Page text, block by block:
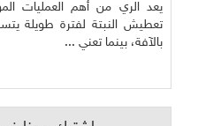
يعد الري من أهم العمليات
تعطيش النبتة لفترة طويلة
بالآفة، بينما تعني ...